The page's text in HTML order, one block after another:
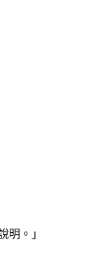
明。」